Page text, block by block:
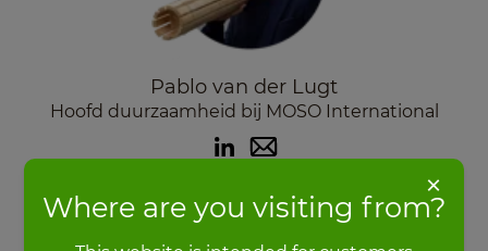
×
Where are you visiting from?
Pablo van der Lugt
Hoofd duurzaamheid bij MOSO International